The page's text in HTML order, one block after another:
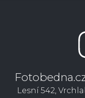
Lesní 542,